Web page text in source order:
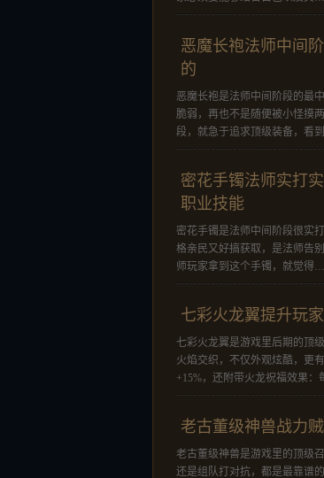
恶魔长袍法师中间
的
恶魔长袍是法师中间阶段的最
脆弱，再也不是随便被小怪摸
段，就急于追求顶级装备，看
密花手镯法师实打
职业技能
密花手镯是法师中间阶段很实
格亲民又好搞获取，是法师告
师玩家拿到这个手镯，就觉得…
七彩火龙翼提升玩
七彩火龙翼是游戏里后期的顶
火焰交织，不仅外观炫酷，更
+15%，还附带火龙祝福效果
老古董级神兽战力
老古董级神兽是游戏里的顶级
还是组队打对抗，都是最靠谱